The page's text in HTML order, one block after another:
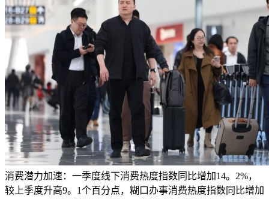
消费潜力加速：一季度线下消费热度指数同比增加14。2%，
较上季度升高9。1个百分点，糊口办事消费热度指数同比增加